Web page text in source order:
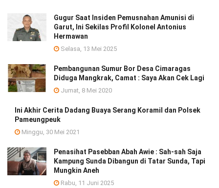
Gugur Saat Insiden Pemusnahan Amunisi di
Garut, Ini Sekilas Profil Kolonel Antonius
Hermawan
Selasa, 13 Mei 2025
Pembangunan Sumur Bor Desa Cimaragas
Diduga Mangkrak, Camat : Saya Akan Cek Lagi
Jumat, 8 Mei 2020
Ini Akhir Cerita Dadang Buaya Serang Koramil dan Polsek
Pameungpeuk
Minggu, 30 Mei 2021
Penasihat Pasebban Abah Awie : Sah-sah Saja
Kampung Sunda Dibangun di Tatar Sunda, Tapi
Mungkin Aneh
Rabu, 11 Juni 2025